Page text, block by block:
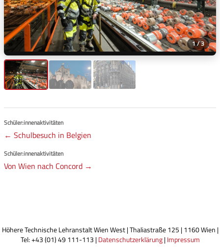
1 / 3
Schüler:innenaktivitäten
← Schulbesuch in Belgien
Schüler:innenaktivitäten
Von Wien nach Concord →
Höhere Technische Lehranstalt Wien West | Thaliastraße 125 | 1160 Wien |
Tel: +43 (01) 49 111-113 | Datenschutzerklärung| Impressum